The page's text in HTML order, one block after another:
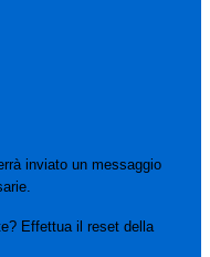
inviato un messaggio
Effettua il reset della